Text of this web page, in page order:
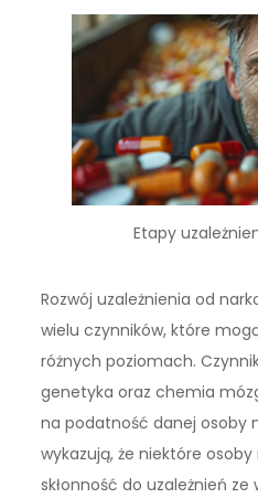
Etapy
Rozwój uzależnienia od
wielu czynników, które
różnych poziomach.
genetyka oraz chemia
na podatność danej osoby
wykazują, że niektóre
skłonność do uzależnień